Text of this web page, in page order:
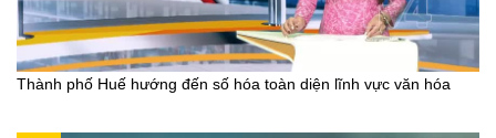
Thành phố Huế hướng đến số hóa toàn diện lĩnh vực văn hóa